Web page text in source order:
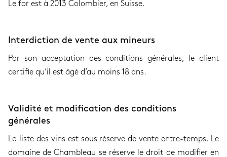
Le for est à 2013 Colombier, en Suisse.
Interdiction de vente aux mineurs
Par son acceptation des conditions générales, le client
certifie qu’il est âgé d’au moins 18 ans.
Validité et modification des conditions
générales
La liste des vins est sous réserve de vente entre-temps. Le
domaine de Chambleau se réserve le droit de modifier en